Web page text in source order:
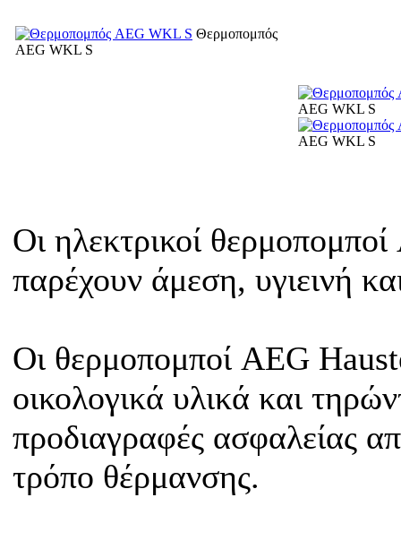
Θερμοπομπός
AEG WKL S
AEG WKL S
AEG WKL S
Oι ηλεκτρικοί
παρέχουν άμεση, υγιεινή
Οι θερμοπομποί AEG
οικολογικά υλικά και
προδιαγραφές ασφαλείας
τρόπο θέρμανσης.